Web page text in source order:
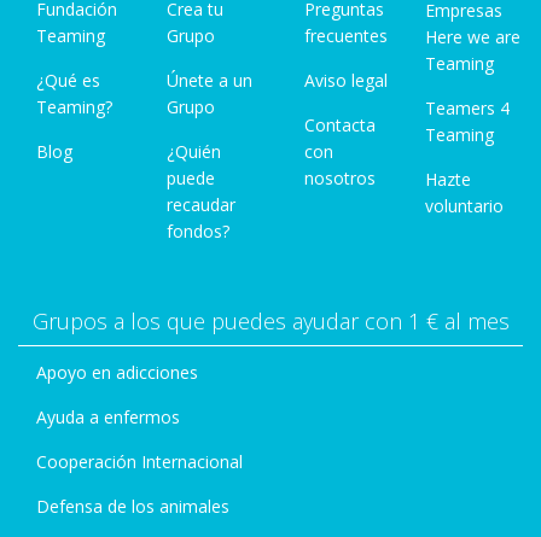
Fundación
Teaming
¿Qué es
Teaming?
Blog
Crea tu
Grupo
Únete a un
Grupo
¿Quién
puede
recaudar
fondos?
Preguntas
frecuentes
Aviso legal
Contacta
con
nosotros
Empresas
Here we are
Teaming
Teamers 4
Teaming
Hazte
voluntario
Grupos a los que puedes ayudar con 1 € al mes
Apoyo en adicciones
Ayuda a enfermos
Cooperación Internacional
Defensa de los animales